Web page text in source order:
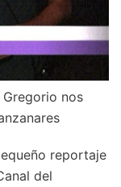
nos
reportaje
del